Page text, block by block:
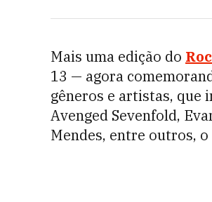
Mais uma edição do
13 — agora
gêneros e artistas, que
Avenged Sevenfold,
Mendes, entre outros,